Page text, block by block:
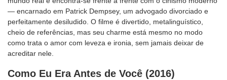
— encarnado em Patrick Dempsey, um advogado divorciado e
perfeitamente desiludido. O filme é divertido, metalinguístico,
cheio de referências, mas seu charme está mesmo no modo
como trata o amor com leveza e ironia, sem jamais deixar de
acreditar nele.
Como Eu Era Antes de Você (2016)